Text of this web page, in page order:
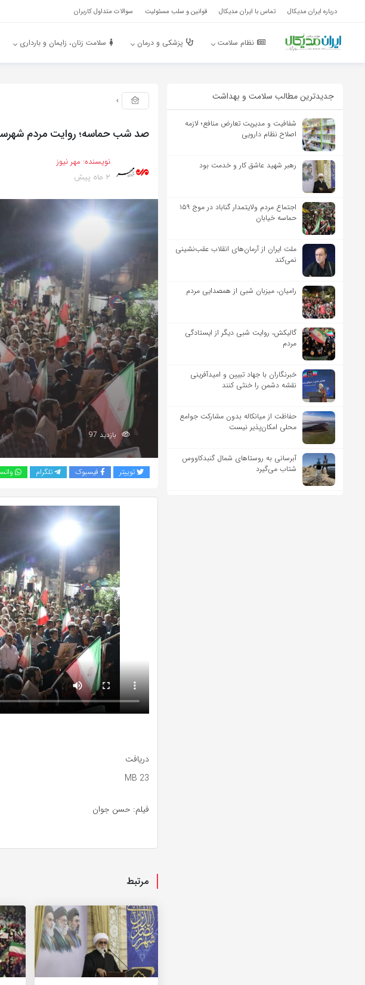
درباره ایران مدیکال تماس با ایران مدیکال قوانین و سلب مسئولیت سوالات متداول کاربران
نظام سلامت پزشکی و درمان سلامت زنان، زایمان و بارداری
جدیدترین مطالب سلامت و بهداشت
شفافیت و مدیریت تعارض منافع؛ لازمه
اصلاح نظام دارویی
رهبر شهید عاشق کار و خدمت بود
اجتماع مردم ولایتمدار گناباد در موج ۱۵۹
حماسه خیابان
ملت ایران از آرمان‌های انقلاب عقب‌نشینی
نمی‌کند
رامیان، میزبان شبی از همصدایی مردم
گالیکش، روایت شبی دیگر از ایستادگی
مردم
خبرنگاران با جهاد تبیین و امیدآفرینی
نقشه دشمن را خنثی کنند
حفاظت از میانکاله بدون مشارکت جوامع
محلی امکان‌پذیر نیست
آبرسانی به روستاهای شمال گنبدکاووس
شتاب می‌گیرد
صد شب حماسه؛ روایت مردم
نویسنده: مهر نیوز
2 ماه پیش
بازدید 97
توییتر فیسبوک تلگرام
دریافت
23 MB
فیلم: حسن جوان
مرتبط